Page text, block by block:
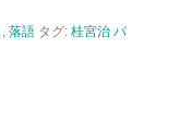
, 落語 タグ: 桂宮治 パ